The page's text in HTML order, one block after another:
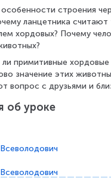
строения
ланцетника считают
хордовых? Почему
примитивные
значение этих
вопрос с друзьями и
об уроке